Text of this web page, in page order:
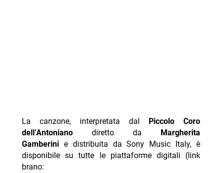
La canzone, interpretata dal
Piccolo Coro
dell’Antonianodiretto da
Margherita
Gamberini e distribuita da Sony Music Italy, è
disponibile su tutte le piattaforme digitali (link
brano: